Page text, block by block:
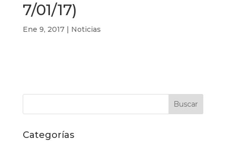
7/01/17)
Ene 9, 2017| Noticias
Categorías